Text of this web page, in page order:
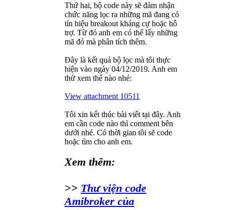
Thứ hai, bộ code này sẽ đảm nhận
chức năng lọc ra những mã đang có
tín hiệu breakout kháng cự hoặc hỗ
trợ. Từ đó anh em có thể lấy những
mã đó mà phân tích thêm.
Đây là kết quả bộ lọc mà tôi thực
hiện vào ngày 04/12/2019. Anh em
thử xem thế nào nhé:
View attachment 10511
Tôi xin kết thúc bài viết tại đây. Anh
em cần code nào thì comment bên
dưới nhé. Có thời gian tôi sẽ code
hoặc tìm cho anh em.
Xem thêm:
>> Thư viện code
Amibroker của